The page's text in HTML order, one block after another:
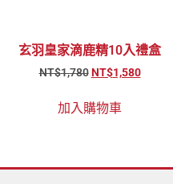
玄羽皇家滴鹿精10入禮盒
NT$1,780 NT$1,580
加入購物車